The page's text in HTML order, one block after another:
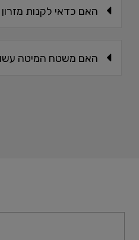
האם כדאי לקנות
האם משטח המיטה